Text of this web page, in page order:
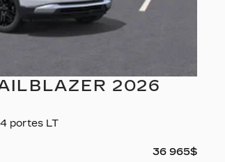
2026
portes LT
36 965$